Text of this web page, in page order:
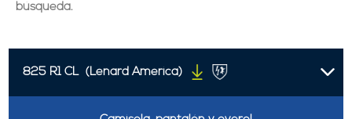
búsqueda.
825 R1 CL (Lenard America)